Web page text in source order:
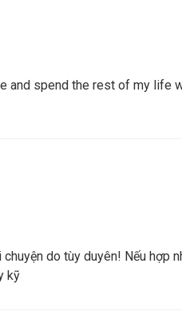
and spend the rest of my life
do tùy duyên! Nếu hợp
kỹ